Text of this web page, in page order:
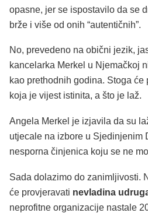
opasne, jer se ispostavilo da se
brže i više od onih “autentičnih”.
No, prevedeno na obični jezik,
kancelarka Merkel u Njemačkoj
kao prethodnih godina. Stoga
koja je vijest istinita, a što je laž.
Angela Merkel je izjavila da su
utjecale na izbore u Sjedinjenim
nesporna činjenica koju se ne
Sada dolazimo do zanimljivosti.
će provjeravati nevladina
neprofitne organizacije nastale